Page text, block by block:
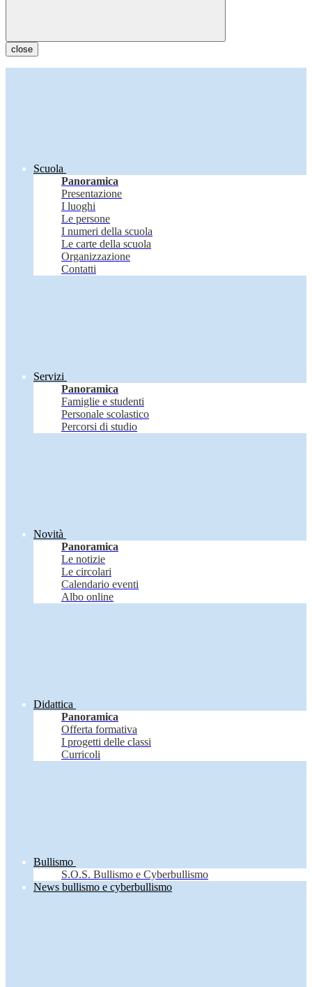
close
Scuola
Panoramica
Presentazione
I luoghi
Le persone
I numeri della scuola
Le carte della scuola
Organizzazione
Contatti
Servizi
Panoramica
Famiglie e studenti
Personale scolastico
Percorsi di studio
Novità
Panoramica
Le notizie
Le circolari
Calendario eventi
Albo online
Didattica
Panoramica
Offerta formativa
I progetti delle classi
Curricoli
Bullismo
S.O.S. Bullismo e Cyberbullismo
News bullismo e cyberbullismo